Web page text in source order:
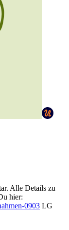
Alle Details zu
hier:
0903 LG